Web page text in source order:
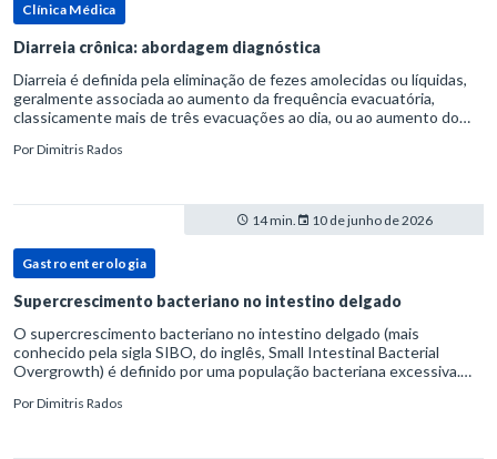
Clínica Médica
Diarreia crônica: abordagem diagnóstica
Diarreia é definida pela eliminação de fezes amolecidas ou líquidas,
geralmente associada ao aumento da frequência evacuatória,
classicamente mais de três evacuações ao dia, ou ao aumento do
PorDimitris Rados
14 min. 10 de junho de 2026
Gastroenterologia
Supercrescimento bacteriano no intestino delgado
O supercrescimento bacteriano no intestino delgado (mais
conhecido pela sigla SIBO, do inglês, Small Intestinal Bacterial
Overgrowth) é definido por uma população bacteriana excessiva.
PorDimitris Rados